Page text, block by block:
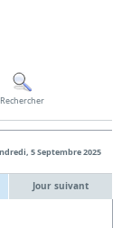
Rechercher
5 Septembre 2025
Jour suivant